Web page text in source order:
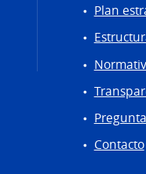
Plan
Contacto